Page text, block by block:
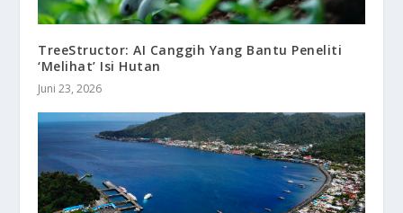
TreeStructor: AI Canggih Yang Bantu Peneliti
‘Melihat’ Isi Hutan
Juni 23, 2026